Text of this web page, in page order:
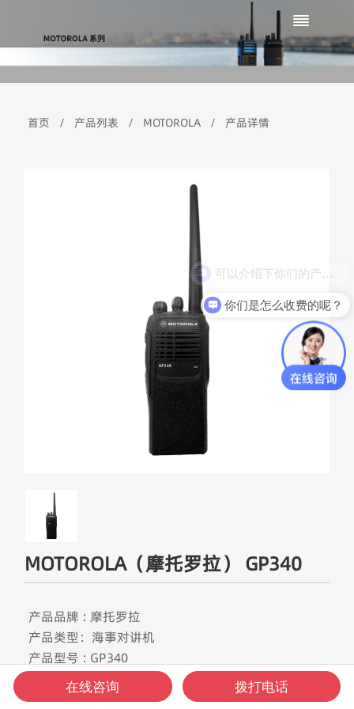
首页 / 产品列表 / MOTOROLA / 产品详情
MOTOROLA（摩托罗拉） GP340
产品品牌 : 摩托罗拉
产品类型：海事对讲机
产品型号 : GP340
产品频段：VHF
频率范围 : 136-174 MHz
你们是怎么收费的呢？
在线咨询 拨打电话